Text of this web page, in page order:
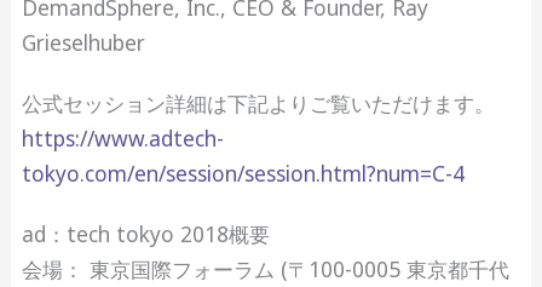
DemandSphere, Inc., CEO & Founder, Ray
Grieselhuber
公式セッション詳細は下記よりご覧いただけます。
https://www.adtech-
tokyo.com/en/session/session.html?num=C-4
ad：tech tokyo 2018概要
会場： 東京国際フォーラム (〒100-0005 東京都千代